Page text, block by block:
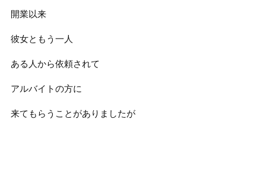
開業以来
彼女ともう一人
ある人から依頼されて
アルバイトの方に
来てもらうことがありましたが